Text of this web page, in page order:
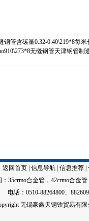
钢管含碳量0.32-0.40\219*8每米
无缝钢管天津钢管制
返回首页 信息导航 信息推荐
35crmo合金管 ， 42crmo合金管
电话：0510-88264800、
无锡豪鑫天钢铁贸易有